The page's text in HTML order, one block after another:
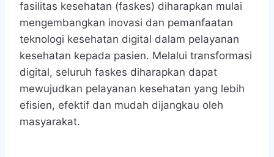
fasilitas kesehatan (faskes) diharapkan mulai
mengembangkan inovasi dan pemanfaatan
teknologi kesehatan digital dalam pelayanan
kesehatan kepada pasien. Melalui transformasi
digital, seluruh faskes diharapkan dapat
mewujudkan pelayanan kesehatan yang lebih
efisien, efektif dan mudah dijangkau oleh
masyarakat.